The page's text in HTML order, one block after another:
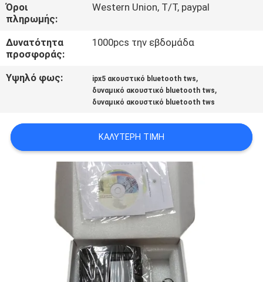
ΖΗΤΉΣΤΕ
ΜΙΑ
ΠΡΟΣΦΟΡΆ
ΠΟΛΙΤΙΚΉ
ΜΥΣΤΙΚΌΤΗΤΑΣ
Όροι
πληρωμής:
Western Union, T/T, paypal
Δυνατότητα
προσφοράς:
1000pcs την εβδομάδα
Υψηλό φως: ipx5 ακουστικό bluetooth tws,
δυναμικό ακουστικό bluetooth tws,
δυναμικό ακουστικό bluetooth tws
ΚΑΛΎΤΕΡΗ ΤΙΜΉ